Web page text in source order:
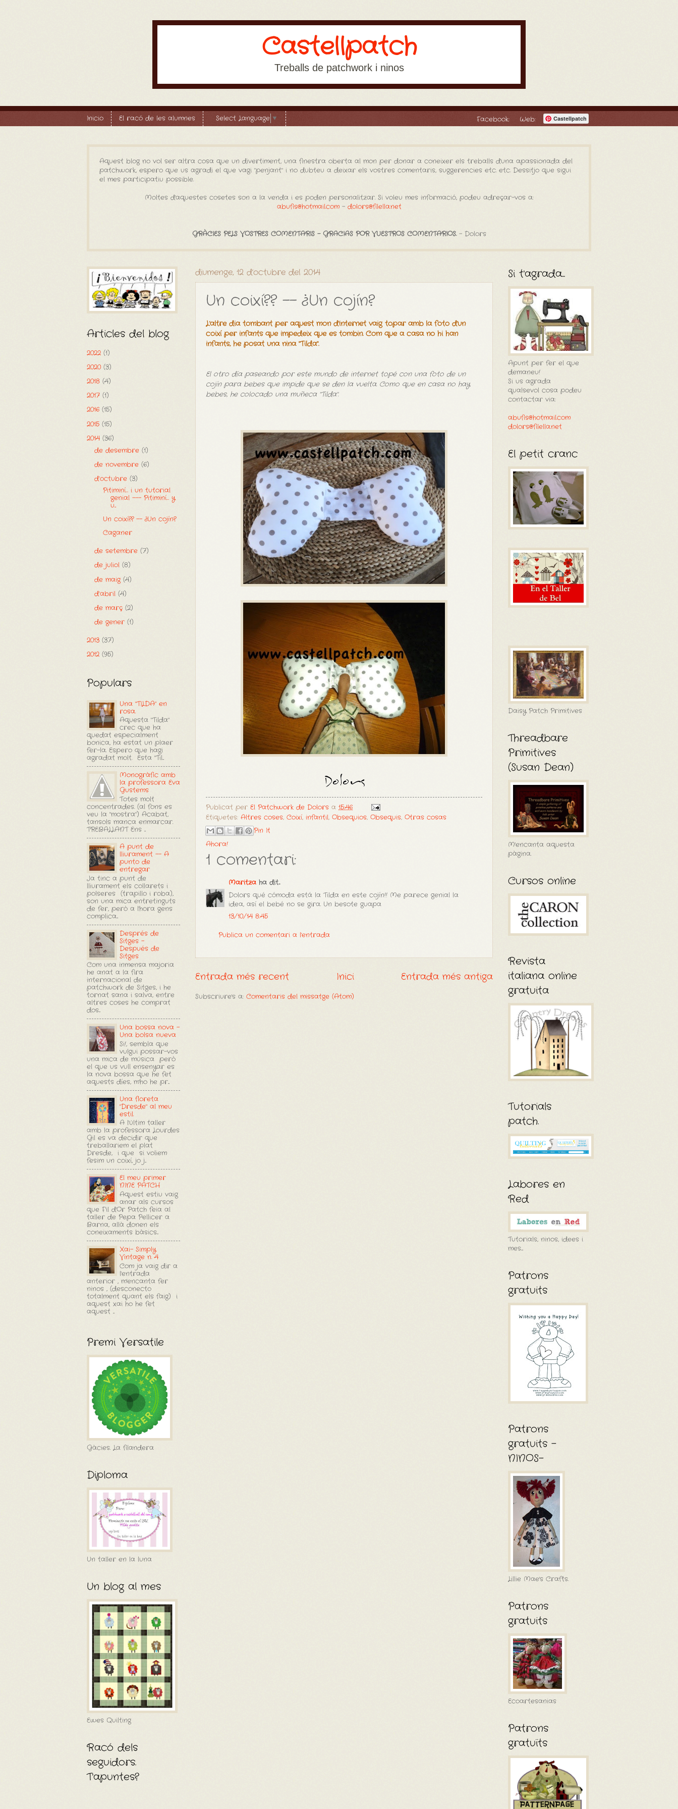
Castellpatch
Treballs de patchwork i ninos
Inicio El racó de les alumnes Select Language ▼ Castellpatch
Web:
Facebook:
Aquest blog no vol ser altra cosa que un divertiment, una finestra oberta al mon per donar a coneixer els treballs d'una apassionada del
patchwork, espero que us agradi el que vagi "penjant" i no dubteu a deixar els vostres comentaris, suggerencies etc. etc. Dessitjo que sigui
el mes participatiu possible.
Moltes d'aquestes cosetes son a la venda i es poden personalitzar. Si voleu mes informació, podeu adreçar-vos a:
abufis@hotmail.com- dolors@filella.net
GRÀCIES PELS VOSTRES COMENTARIS - GRACIAS POR VUESTROS COMENTARIOS. - Dolors
diumenge, 12 d’octubre del 2014
Un coixí?? -- ¿Un cojín?
L'altre dia tombant per aquest mon d'internet vaig topar amb la foto d'un
coixí per infants que impedeix que es tombin. Com que a casa no hi han
infants, he posat una nina "Tilda".
El otro día paseando por este mundo de internet topé con una foto de un
cojín para bebes que impide que se den la vuelta. Como que en casa no hay
bebes, he colocado una muñeca "Tilda".
Publicat per El Patchwork de Dolors a 15:46
Etiquetes: Altres coses, Coixí, infantil, Obsequios, Obsequis, Otras cosas
Pin It
Ahora!
1 comentari:
Maritza ha dit...
Dolors qué cómoda está la Tilda en este cojín!! Me parece genial la
idea, así el bebé no se gira. Un besote guapa
13/10/14 8:45
Publica un comentari a l'entrada
Entrada més recent Entrada més antiga
Inici
Subscriure's a: Comentaris del missatge (Atom)
Articles del blog
2022 (1)
2020 (3)
2018 (4)
2017 (1)
2016 (15)
2015 (15)
2014 (36)
de desembre(1)
de novembre(6)
d’octubre(3)
Pitiminí… i un tutorial
genial --- Pitiminí… y
u...
Un coixí?? -- ¿Un cojín?
Caganer
de setembre(7)
de juliol(8)
de maig(4)
d’abril(4)
de març(2)
de gener(1)
2013 (37)
2012 (95)
Populars
Una "TILDA" en
rosa.
Aquesta "Tilda"
crec que ha
quedat especialment
bonica, ha estat un plaer
fer-la. Espero que hagi
agradat molt. Esta "Til...
Monogràfic amb
la professora Eva
Gustems
Totes molt
concentrades. (al fons es
veu la "mostra") Acabat,
tansols manca enmarcar.
TREBALLANT Ens ...
A punt de
lliurament -- A
punto de
entregar
Ja tinc a punt de
lliurament els collarets i
polseres (trapillo i roba),
son una mica entretinguts
de fer, però a l'hora gens
complica...
Després de
Sitges -
Después de
Sitges
Com una inmensa majoria
he anat a la fira
internacional de
patchwork de Sitges, i he
tornat sana i salva, entre
altres coses he comprat
dos...
Una bossa nova -
Una bolsa nueva
Si!, sembla que
vulgui possar-vos
una mica de música però
el que us vull ensenyar es
la nova bossa que he fet
aquests díes, m'ho he pr...
Una floreta
"Dresde" al meu
estil.
A l'últim taller
amb la professora Lourdes
Gil es va decidir que
treballariem el plat
Dresde, i que si voliem
fesim un coixí, jo j...
El meu primer
NINE PATCH
Aquest estiu vaig
anar als cursos
que F'il d'Or Patch feia al
taller de Pepa Pellicer a
Barna, allà donen els
coneixaments bàsics...
Xai- Simply
Vintage n. 4
Com ja vaig dir a
l'entrada
anterior , m'encanta fer
ninos , (desconecto
totalment quant els faig) i
aquest xai ho he fet
aquest ...
Premi Versatile
Gàcies. La filandera
Diploma
Un taller en la luna
Un blog al mes
Ewes Quilting
Racó dels
seguidors.
T'apuntes?
Si t'agrada...
Apunt per fer el que
demaneu!
Si us agrada
qualsevol cosa podeu
contactar via:
abufis@hotmail.com
dolors@filella.net
El petit cranc
Daisy Patch Primitives
Threadbare
Primitives
(Susan Dean)
M'encanta aquesta
pàgina.
Cursos online
Revista
italiana online
gratuita
Tutorials
patch.
Labores en
Red
Tutorials, ninos, idees i
mes....
Patrons
gratuits
Patrons
gratuits -
NINOS-
Lillie Mae's Crafts.
Patrons
gratuits
Ecoartesanias
Patrons
gratuïts